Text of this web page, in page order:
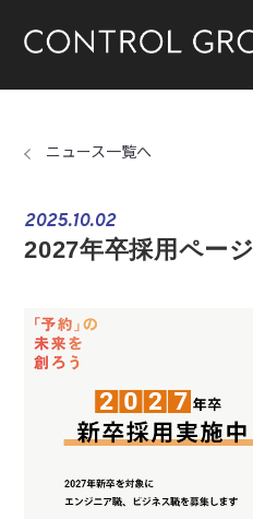
ニュース一覧へ
2025.10.02
2027年卒採用ペー